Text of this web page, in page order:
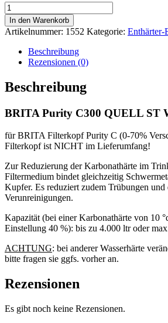
BRITA
Purity
C300
QUELL
Wechselpatrone
Menge
In den Warenkorb
Artikelnummer: 1552 Kategorie: Enthärter-
Beschreibung
Rezensionen (0)
Beschreibung
BRITA Purity C300 QUELL ST
für BRITA Filterkopf Purity C (0-70%
Filterkopf ist NICHT im Lieferumfang!
Zur Reduzierung der Karbonathärte im
Filtermedium bindet gleichzeitig
Kupfer. Es reduziert zudem Trübungen und
Verunreinigungen.
Kapazität (bei einer Karbonathärte von 10
Einstellung 40 %): bis zu 4.000 ltr oder
ACHTUNG: bei anderer Wasserhärte
bitte fragen sie ggfs. vorher an.
Rezensionen
Es gibt noch keine Rezensionen.